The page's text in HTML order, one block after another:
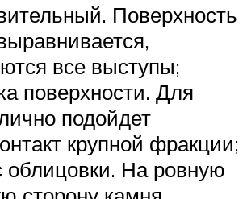
Поверхность
все выступы;
поверхности. Для
подойдет
крупной фракции;
облицовки. На ровную